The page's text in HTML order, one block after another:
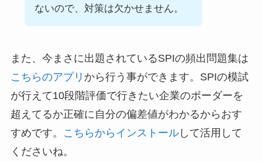
ないので、対策は欠かせません。
また、今まさに出題されているSPIの頻出問題集は
こちらのアプリ から行う事ができます。SPIの模試
が行えて10段階評価で行きたい企業のボーダーを
超えてるか正確に自分の偏差値がわかるからおす
すめです。
こちらからインストールして活用して
くださいね。